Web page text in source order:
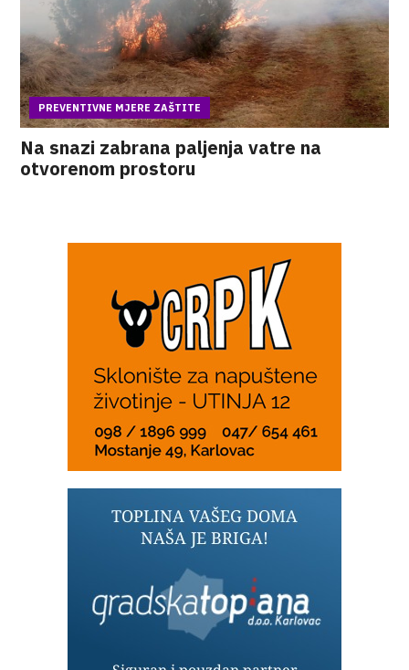
PREVENTIVNE MJERE ZAŠTITE
Na snazi zabrana paljenja vatre na
otvorenom prostoru